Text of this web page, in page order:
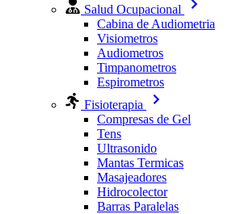
Salud Ocupacional
Cabina de Audiometria
Visiometros
Audiometros
Timpanometros
Espirometros
Fisioterapia
Compresas de Gel
Tens
Ultrasonido
Mantas Termicas
Masajeadores
Hidrocolector
Barras Paralelas